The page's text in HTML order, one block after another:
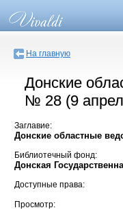
На главную
Донские
№ 28 (9
Заглавие:
Донские областные
Библиотечный фонд:
Донская
Доступные права:
Просмотр: